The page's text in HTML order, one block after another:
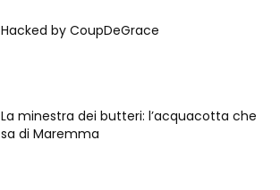
Hacked by CoupDeGrace
La minestra dei butteri: l’acquacotta che
sa di Maremma